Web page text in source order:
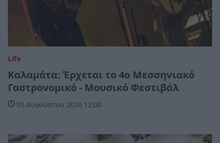
Life
Καλαμάτα: Έρχεται το 4ο Μεσσηνιακό
Γαστρονομικό - Μουσικό Φεστιβάλ
05 Αυγούστου 2026 12:00